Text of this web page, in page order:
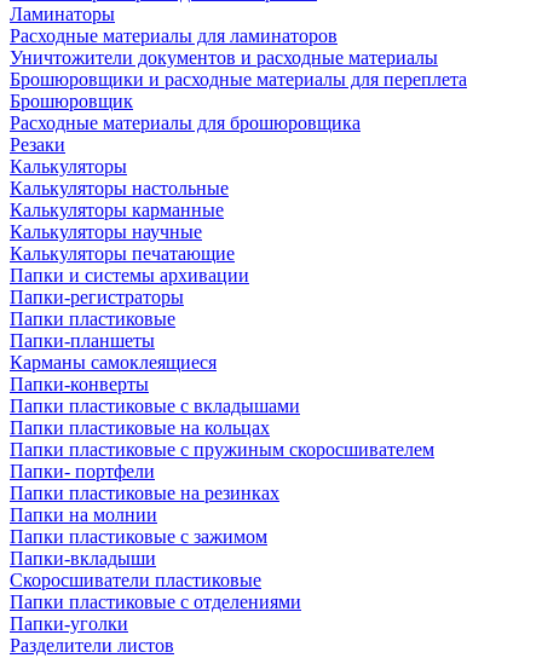
Ламинаторы
Расходные материалы для ламинаторов
Уничтожители документов и расходные материалы
Брошюровщики и расходные материалы для переплета
Брошюровщик
Расходные материалы для брошюровщика
Резаки
Калькуляторы
Калькуляторы настольные
Калькуляторы карманные
Калькуляторы научные
Калькуляторы печатающие
Папки и системы архивации
Папки-регистраторы
Папки пластиковые
Папки-планшеты
Карманы самоклеящиеся
Папки-конверты
Папки пластиковые с вкладышами
Папки пластиковые на кольцах
Папки пластиковые с пружиным скоросшивателем
Папки- портфели
Папки пластиковые на резинках
Папки на молнии
Папки пластиковые с зажимом
Папки-вкладыши
Скоросшиватели пластиковые
Папки пластиковые с отделениями
Папки-уголки
Разделители листов